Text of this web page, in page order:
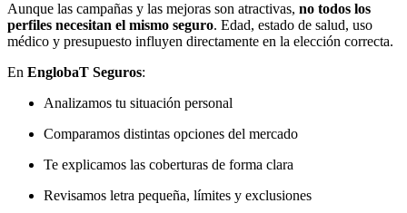
Aunque las campañas y las mejoras son atractivas, no todos los
perfiles necesitan el mismo seguro. Edad, estado de salud, uso
médico y presupuesto influyen directamente en la elección correcta.
En EnglobaT Seguros:
Analizamos tu situación personal
Comparamos distintas opciones del mercado
Te explicamos las coberturas de forma clara
Revisamos letra pequeña, límites y exclusiones